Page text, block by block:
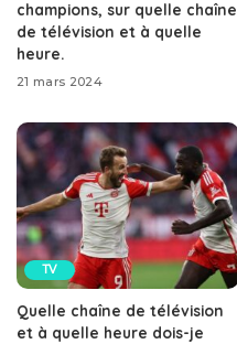
champions, sur quelle chaîne
de télévision et à quelle
heure.
21 mars 2024
TV
Quelle chaîne de télévision
et à quelle heure dois-je